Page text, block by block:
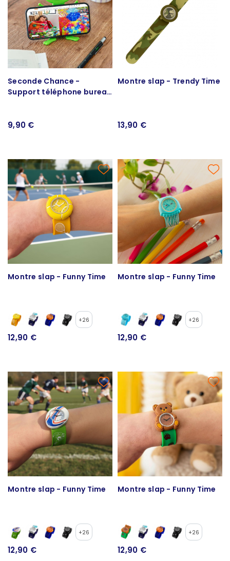
Seconde Chance -
Support téléphone bureau
9,90 €
Montre slap - Trendy Time
13,90 €
Montre slap - Funny Time
+26
12,90 €
Montre slap - Funny Time
+26
12,90 €
Montre slap - Funny Time
+26
12,90 €
Montre slap - Funny Time
+26
12,90 €